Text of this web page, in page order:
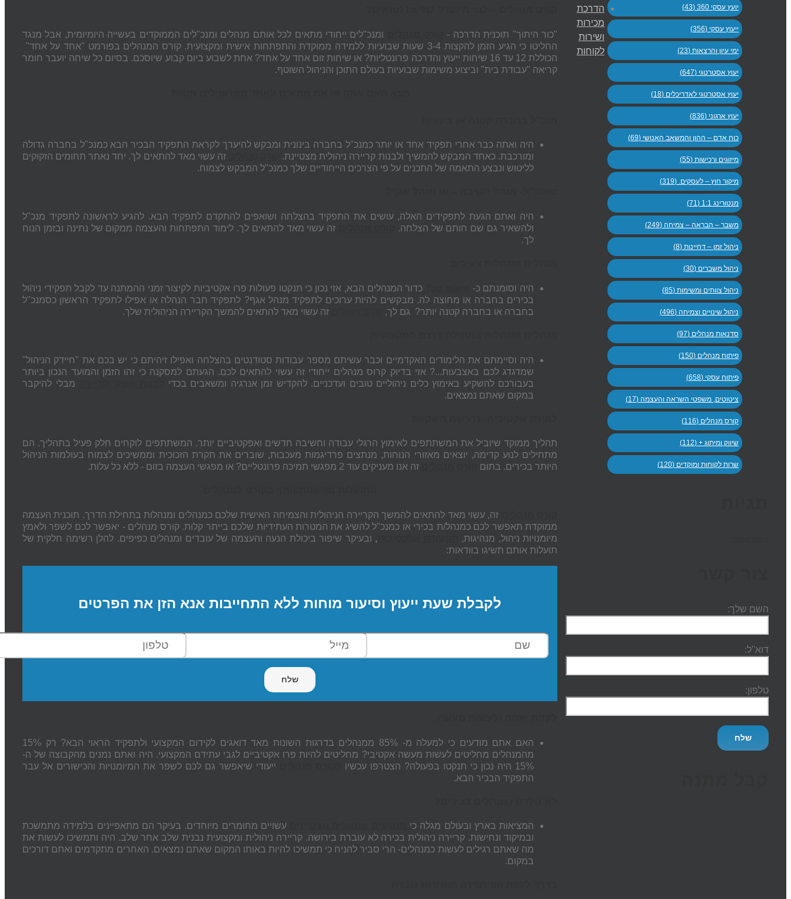
"כור היתוך" תוכנית הדרכה -
ומנכ"לים ייחודי מתאים לכל אותם מנהלים ומנכ"לים הממוקדים בעשייה היומיומית, אבל מנגד
החליטו כי הגיע הזמן להקצות 3-4 שעות שבועיות ללמידה ממוקדת והתפתחות אישית ומקצועית. קורס המנהלים בפורמט "אחד על אחד"
הכוללת 12 עד 16 שיחות ייעוץ והדרכה פרונטליות? או שיחות זום אחד על אחד? אחת לשבוע ביום קבוע שיוסכם. בסיום כל שיחה יועבר חומר
קריאה "עבודת בית" וביצוע משימות שבועיות בעולם התוכן והניהול השוטף.
היה ואתה כבר אחרי תפקיד אחד או יותר כמנכ"ל בחברה בינונית ומבקש להיערך לקראת התפקיד הבכיר הבא כמנכ"ל בחברה גדולה
ומורכבת. כאחד המבקש להמשיך ולבנות קריירה ניהולית מצטיינת.
זה עשוי מאד להתאים לך. יחד נאתר תחומים הזקוקים
לליטוש ונבצע התאמה של התכנים על פי הצרכים הייחודיים שלך כמנכ"ל המבקש לצמוח.
היה ואתם הגעת לתפקידים האלה, עושים את התפקיד בהצלחה ושואפים להתקדם לתפקיד הבא. להגיע לראשונה לתפקיד מנכ"ל
ולהשאיר גם שם חותם של הצלחה.
זה עשוי מאד להתאים לך. לימוד התפתחות והעצמה ממקום של נתינה ובזמן הנוח
לך.
היה וסומנתם כ-
כדור המנהלים הבא, אזי נכון כי תנקטו פעולות פרו אקטיביות לקיצור זמני ההמתנה עד לקבל תפקידי ניהול
בכירים בחברה או מחוצה לה. מבקשים להיות ערוכים לתפקיד מנהל אגף? לתפקיד חבר הנהלה או אפילו לתפקיד הראשון כסמנכ"ל
בחברה או בחברה קטנה יותר? גם לך,
זה עשוי מאד להתאים להמשך הקריירה הניהולית שלך.
היה וסיימתם את הלימודים האקדמיים וכבר עשיתם מספר עבודות סטודנטים בהצלחה ואפילו זיהיתם כי יש בכם את "חיידק הניהול"
שמדגדג לכם באצבעות...? אזי בדיוק קרוס מנהלים ייחודי זה עשוי להתאים לכם. הגעתם למסקנה כי זהו הזמן והמועד הנכון ביותר
בעבורכם להשקיע באימוץ כלים ניהוליים טובים ועדכניים. להקדיש זמן אנרגיה ומשאבים בכדי
מבלי להיקבר
במקום שאתם נמצאים.
תהליך ממוקד שיוביל את המשתתפים לאימוץ הרגלי עבודה וחשיבה חדשים ואפקטיביים יותר. המשתתפים לוקחים חלק פעיל בתהליך. הם
מתחילים לנוע קדימה, יוצאים מאזורי הנוחות, מנתצים פרדיגמות מעכבות, שוברים את תקרת הזכוכית וממשיכים לצמוח בעולמות הניהול
היותר בכירים. בתום
זה אנו מעניקים עוד 2 מפגשי תמיכה פרונטליים? או מפגשי העצמה בזום - ללא כל עלות.
זה, עשוי מאד להתאים להמשך הקריירה הניהולית והצמיחה האישית שלכם כמנהלים ומנהלות בתחילת הדרך. תוכנית העצמה
ממוקדת תאפשר לכם כמנהל/ת בכירי או כמנכ"ל להשיג את המטרות העתידיות שלכם בייתר קלות. קורס מנהלים - יאפשר לכם לשפר ולאמץ
מיומנויות ניהול, מנהיגות,
, ובעיקר שיפור ביכולת הנעה והעצמה של עובדים ומנהלים כפיפים. להלן רשימה חלקית של
תועלות אותם תשיגו בוודאות:
לקבלת שעת ייעוץ וסיעור מוחות ללא התחייבות אנא הזן את הפרטים
האם אתם מודעים כי למעלה מ- 85% ממנהלים בדרגות השונות מאד דואגים לקידום המקצועי ולתפקיד הראוי הבא? רק 15%
מהמנהלים מחליטים לעשות מעשה אקטיבי? מחליטים להיות פרו אקטיביים לגבי עתידם המקצועי. היה ואתם נמנים מהקבוצה של ה-
15% היה נכון כי תנקטו בפעולה? הצטרפו עכשיו
ייעודי שיאפשר גם לכם לשפר את המיומנויות והכישורים אל עבר
התפקיד הבכיר הבא.
המציאות בארץ ובעולם מגלה כי
עשויים מחומרים מיוחדים. בעיקר הם מתאפיינים בלמידה מתמשכת
ובמיקוד ונחישות. קריירה ניהולית בכירה לא עוברת בירושה. קריירה ניהולית ומקצועית נבנית שלב אחר שלב. היה ותמשיכו לעשות את
מה שאתם רגילים לעשות כמנהלים- הרי סביר להניח כי תמשיכו להיות באותו המקום שאתם נמצאים. האחרים מתקדמים ואתם דורכים
במקום.
יועץ עסקי 360 (43)
ייעוץ עסקי (356)
ימי עיון והרצאות (23)
יעוץ אסטרטגי (647)
יעוץ אסטרטגי לאדריכלים (18)
יעוץ ארגוני (836)
כוח אדם – ההון והמשאב האנושי (69)
מיזוגים ורכישות (55)
מיקור חוץ – לעסקים. (319)
מנטורינג 1:1 (71)
משבר – הבראה – צמיחה (249)
ניהול זמן – דחיינות (8)
ניהול משברים (30)
ניהול צוותים ומשימות (85)
ניהול שינויים וצמיחה (496)
סדנאות מנהלים (97)
פיתוח מנהלים (150)
פיתוח עסקי (658)
ציטוטים, משפטי השראה והעצמה (17)
קורס מנהלים (116)
שיווק ומיתוג + (112)
שרות לקוחות ומוקדים (120)
השם שלך:
דוא''ל:
טלפון:
הדרכת
מכירות
ושירות
לקוחות